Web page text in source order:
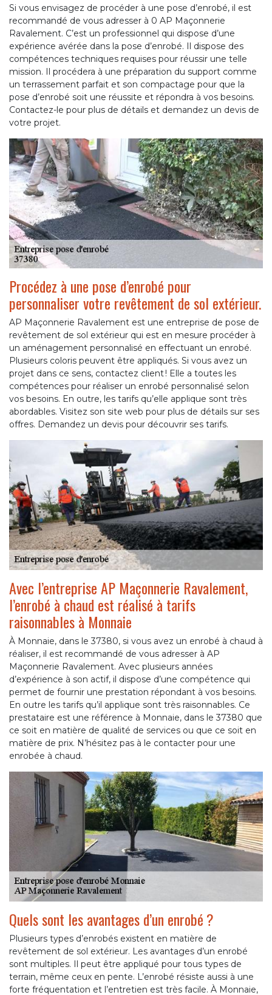
Si vous envisagez de procéder à une pose d’enrobé, il est
recommandé de vous adresser à 0 AP Maçonnerie
Ravalement. C’est un professionnel qui dispose d’une
expérience avérée dans la pose d’enrobé. Il dispose des
compétences techniques requises pour réussir une telle
mission. Il procédera à une préparation du support comme
un terrassement parfait et son compactage pour que la
pose d’enrobé soit une réussite et répondra à vos besoins.
Contactez-le pour plus de détails et demandez un devis de
votre projet.
Procédez à une pose d’enrobé pour
personnaliser votre revêtement de sol extérieur.
AP Maçonnerie Ravalement est une entreprise de pose de
revêtement de sol extérieur qui est en mesure procéder à
un aménagement personnalisé en effectuant un enrobé.
Plusieurs coloris peuvent être appliqués. Si vous avez un
projet dans ce sens, contactez client ! Elle a toutes les
compétences pour réaliser un enrobé personnalisé selon
vos besoins. En outre, les tarifs qu’elle applique sont très
abordables. Visitez son site web pour plus de détails sur ses
offres. Demandez un devis pour découvrir ses tarifs.
Avec l’entreprise AP Maçonnerie Ravalement,
l’enrobé à chaud est réalisé à tarifs
raisonnables à Monnaie
À Monnaie, dans le 37380, si vous avez un enrobé à chaud à
réaliser, il est recommandé de vous adresser à AP
Maçonnerie Ravalement. Avec plusieurs années
d’expérience à son actif, il dispose d’une compétence qui
permet de fournir une prestation répondant à vos besoins.
En outre les tarifs qu’il applique sont très raisonnables. Ce
prestataire est une référence à Monnaie, dans le 37380 que
ce soit en matière de qualité de services ou que ce soit en
matière de prix. N’hésitez pas à le contacter pour une
enrobée à chaud.
Quels sont les avantages d’un enrobé ?
Plusieurs types d’enrobés existent en matière de
revêtement de sol extérieur. Les avantages d’un enrobé
sont multiples. Il peut être appliqué pour tous types de
terrain, même ceux en pente. L’enrobé résiste aussi à une
forte fréquentation et l’entretien est très facile. À Monnaie,